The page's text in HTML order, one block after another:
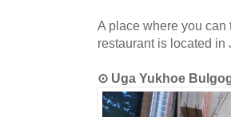
A place where you
restaurant is located
⊙ Uga Yukhoe